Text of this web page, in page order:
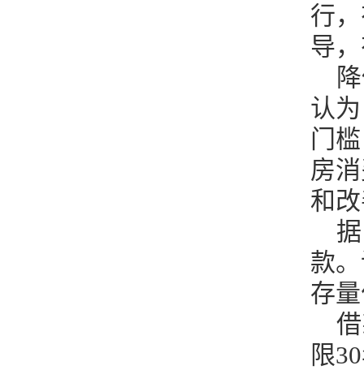
行
导
认
门
房
和
款
存
限